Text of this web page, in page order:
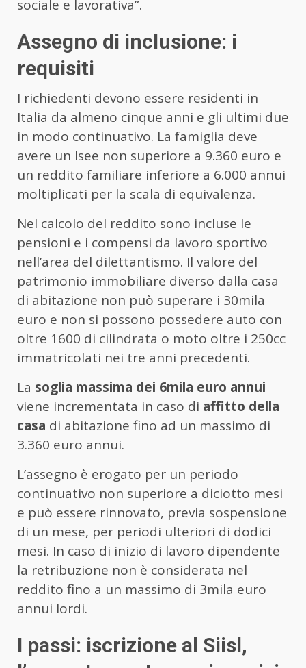
sociale e lavorativa”.
Assegno di inclusione: i
requisiti
I richiedenti devono essere residenti in
Italia da almeno cinque anni e gli ultimi due
in modo continuativo. La famiglia deve
avere un Isee non superiore a 9.360 euro e
un reddito familiare inferiore a 6.000 annui
moltiplicati per la scala di equivalenza.
Nel calcolo del reddito sono incluse le
pensioni e i compensi da lavoro sportivo
nell’area del dilettantismo. Il valore del
patrimonio immobiliare diverso dalla casa
di abitazione non può superare i 30mila
euro e non si possono possedere auto con
oltre 1600 di cilindrata o moto oltre i 250cc
immatricolati nei tre anni precedenti.
La soglia massima dei 6mila euro annui
viene incrementata in caso di affitto della
casa di abitazione fino ad un massimo di
3.360 euro annui.
L’assegno è erogato per un periodo
continuativo non superiore a diciotto mesi
e può essere rinnovato, previa sospensione
di un mese, per periodi ulteriori di dodici
mesi. In caso di inizio di lavoro dipendente
la retribuzione non è considerata nel
reddito fino a un massimo di 3mila euro
annui lordi.
I passi: iscrizione al Siisl,